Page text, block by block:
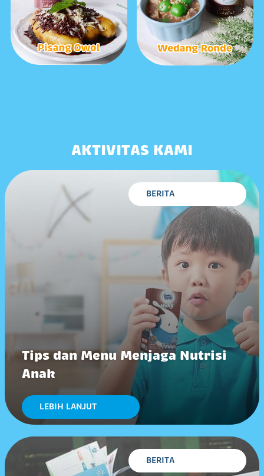
AKTIVITAS KAMI
Tips dan Menu Menjaga Nutrisi
Anak
LEBIH LANJUT
BERITA
BERITA